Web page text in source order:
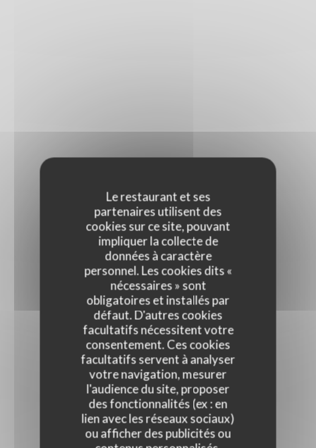
Le restaurant et ses
partenaires utilisent des
cookies sur ce site, pouvant
impliquer la collecte de
données à caractère
personnel. Les cookies dits «
nécessaires » sont
obligatoires et installés par
défaut. D'autres cookies
facultatifs nécessitent votre
consentement. Ces cookies
facultatifs servent à analyser
votre navigation, mesurer
l'audience du site, proposer
des fonctionnalités (ex : en
lien avec les réseaux sociaux)
ou afficher des publicités ou